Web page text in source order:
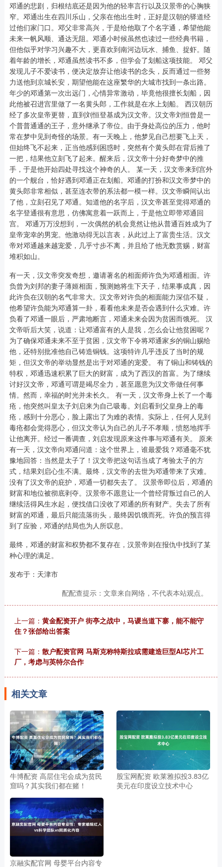
邓通的悲剧，归根结底还是因为他的轻率言行以及汉景帝的心胸狭
窄。邓通出生在四川乐山，父亲在他出生时，正好是汉朝的驿道经
过他们家门口。邓父非常高兴，于是给他取了个名字通，希望他能
未来一帆风顺、通达无阻。邓通小时候虽然也读过一些经典书籍，
但他似乎对学习兴趣不大，更喜欢到南河边玩水、捕鱼、捉虾。随
着年龄的增长，邓通虽然读书不多，但学会了划船这项技能。 邓父
发现儿子不爱读书，便决定放弃让他读书的念头，反而通过一些努
力送他到京城长安，期望他能在这座繁华的大城市找到一条出路。
年少的邓通第一次出远门，心情异常激动，毕竟他很擅长划船，因
此他被召进宫里做了一名黄头郎，工作就是在水上划船。 西汉朝历
经了多次皇帝更替，直到刘恒登基成为汉文帝。汉文帝刘恒曾是一
个普普通通的王子，意外继承了帝位。由于身处高位的压力，他时
常在梦中见到奇怪的场景。有一天晚上，他梦见自己想要飞上天，
但始终飞不起来，正当他感到困惑时，突然有个黄头郎在背后推了
一把，结果他立刻飞了起来。醒来后，汉文帝十分好奇梦中的推
手，于是他开始四处寻找这个神奇的人。 某一天，汉文帝来到宫外
的一个舰台，恰好遇到邓通正在划船。邓通的打扮和汉文帝梦中的
黄头郎非常相似，甚至连衣带的系法都一模一样。汉文帝瞬间认出
了他，立刻召见了邓通。知道他的名字后，汉文帝甚至觉得邓通的
名字登通很有意思，仿佛寓意着一跃而上，于是他立即带邓通回
宫。 邓通万万没想到，一次偶然的机会竟然让他从普通百姓成为了
皇帝宠幸的男宠。他激动得无以言表，从此过上了富贵生活。汉文
帝对邓通越来越宠爱，几乎寸步不离，并且给了他无数赏赐，财富
堆积如山。
有一天，汉文帝突发奇想，邀请著名的相面师许负为邓通相面。许
负曾为刘邦的妻子薄姬相面，预测她将生下天子，结果事成真，因
此许负在汉朝的名气非常大。汉文帝对许负的相面能力深信不疑，
他希望许负能为邓通算一卦，看看他未来是否会遇到什么灾难。许
负看了邓通一眼后，严肃地断言，邓通未来会因为贫困而饿死。 汉
文帝听后大笑，说道：让邓通富有的人是我，怎么会让他贫困呢？
为了确保邓通未来不至于贫困，汉文帝下令将邓通家乡的铜山赐给
他，还特别批准他自己铸造铜钱。这项特许几乎违反了当时的规
矩，但汉文帝的举动显然是出于对邓通的宠爱。 有了铜山和铸钱的
特权，邓通迅速积累了巨大的财富，成为了西汉的首富。为了继续
讨好汉文帝，邓通可谓是竭尽全力，甚至愿意为汉文帝做任何事
情。然而，幸福的时光并未长久。 有一天，汉文帝身上长了一个毒
疮，他突然叫皇太子刘启来为自己吸毒。刘启看到父皇身上的毒
疮，感到十分恶心，脸上露出了为难的表情。实际上，任何人见到
毒疮都会觉得恶心，但汉文帝认为自己的儿子不孝顺，愤怒地挥手
让他离开。经过一番调查，刘启发现原来这件事与邓通有关。 原来
有一天，汉文帝向邓通问道：这个世界上，谁最爱我？邓通毫不犹
豫地回答：当然是太子了！汉文帝把这句话当成了考验太子的方
式，结果刘启心生不满。最终，汉文帝的去世为邓通带来了灾难。
没有了汉文帝的庇护，邓通一切都失去了。 汉景帝即位后，邓通的
财富和地位被彻底剥夺。汉景帝不愿意让一个曾经背叛过自己的人
继续活得风生水起，便找借口没收了邓通的所有财产。失去了所有
财富的邓通，最后只能流落街头，最终因饥饿而死。许负的预言得
到了应验，邓通的结局也为人所叹息。
最终，邓通的财富和权势都不复存在，汉景帝则在报仇中找到了某
种心理的满足。
发布于：天津市
配配查提示：文章来自网络，不代表本站观点。
上一篇： 黄金配资开户 街亭之战中，马谡当道下寨，能不能守
住？张郃给出答案
下一篇： 散户配资官网 马斯克称特斯拉或需建造巨型AI芯片工
厂，考虑与英特尔合作
相关文章
牛博配资 高层住宅会成为贫民
窟吗？其实我们都在赌！
股宝网配资 欧莱雅拟投3.83亿
美元在印度设立技术中心
京融实配官网 母婴平台内容专